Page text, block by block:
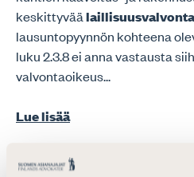
keskittyväälaillisuusvalvonta
lausuntopyynnön kohteena
luku 2.3.8 ei anna vastausta
valvontaoikeus...
Lue lisää
Prosessiavustus